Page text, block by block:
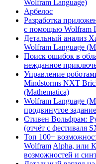
Wolfram Language)
Арбелос
Разработка
с помощью Wolfram
Детальный анализ
Wolfram Language
Поиск ошибок в
нежданное
Управление
Mindstorms NXT
(Mathematica)
Wolfram Language
продвинутое
Стивен Вольфрам:
(отчёт с фестиваля
Топ 100+
Wolfram|Alpha, или
возможностей и